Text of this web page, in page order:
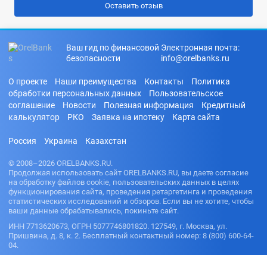
Ваш гид по финансовой
безопасности
Электронная почта:
info@orelbanks.ru
О проекте Наши преимущества Контакты
Политика
обработки персональных данных
Пользовательское
соглашение
Новости Полезная информация
Кредитный
калькулятор
РКО Заявка на ипотеку Карта сайта
Россия Украина Казахстан
© 2008–2026 ORELBANKS.RU.
Продолжая использовать сайт ORELBANKS.RU, вы даете согласие
на обработку файлов cookie, пользовательских данных в целях
функционирования сайта, проведения ретаргетинга и проведения
статистических исследований и обзоров. Если вы не хотите, чтобы
ваши данные обрабатывались, покиньте сайт.
ИНН 7713620673, ОГРН 5077746801820. 127549, г. Москва, ул.
Пришвина, д. 8, к. 2. Бесплатный контактный номер: 8 (800) 600-64-
04.